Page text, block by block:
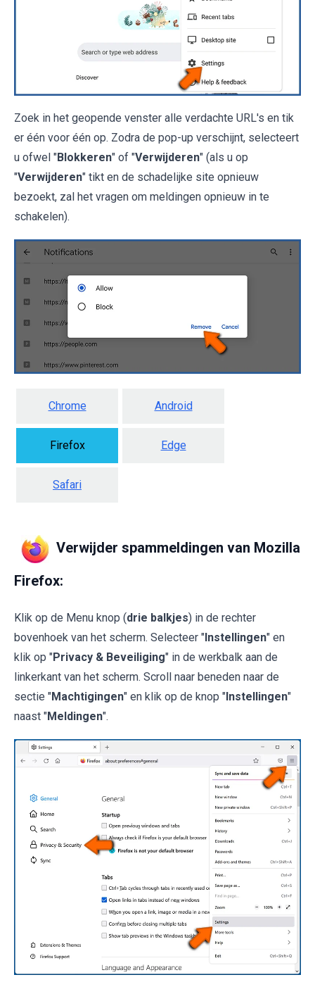
Zoek in het geopende venster alle verdachte URL's en tik
er één voor één op. Zodra de pop-up verschijnt, selecteert
u ofwel "Blokkeren" of "Verwijderen" (als u op
"Verwijderen" tikt en de schadelijke site opnieuw
bezoekt, zal het vragen om meldingen opnieuw in te
schakelen).
Chrome Android
Firefox Edge
Safari
Verwijder spammeldingen van Mozilla
Firefox:
Klik op de Menu knop (drie balkjes) in de rechter
bovenhoek van het scherm. Selecteer " Instellingen" en
klik op "Privacy & Beveiliging" in de werkbalk aan de
linkerkant van het scherm. Scroll naar beneden naar de
sectie "Machtigingen" en klik op de knop " Instellingen"
naast "Meldingen".